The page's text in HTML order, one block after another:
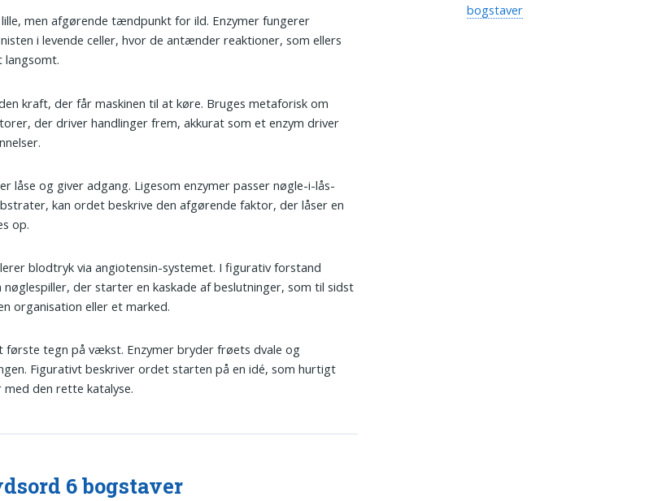
men afgørende tændpunkt for ild. Enzymer fungerer
i levende celler, hvor de antænder reaktioner, som ellers
langsomt.
kraft, der får maskinen til at køre. Bruges metaforisk om
der driver handlinger frem, akkurat som et enzym driver
låse og giver adgang. Ligesom enzymer passer nøgle-i-lås-
kan ordet beskrive den afgørende faktor, der låser en
op.
blodtryk via angiotensin-systemet. I figurativ forstand
der starter en kaskade af beslutninger, som til sidst
organisation eller et marked.
første tegn på vækst. Enzymer bryder frøets dvale og
Figurativt beskriver ordet starten på en idé, som hurtigt
med den rette katalyse.
6 bogstaver
bogstaver